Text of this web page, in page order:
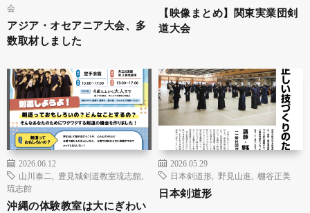
会
アジア・オセアニア大会、多
数取材しました
【映像まとめ】関東実業団剣
道大会
2026.06.12
山川泰二
豊見城剣道教室琉志館
琉志館
沖縄の体験教室は大にぎわい
2026.05.29
日本剣道形
野見山進 棚谷正美
日本剣道形